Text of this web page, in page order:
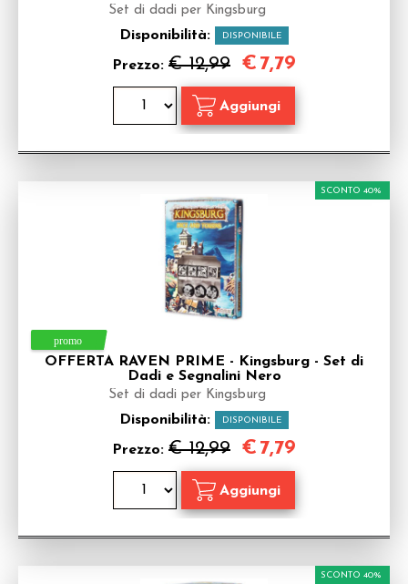
Set di dadi per Kingsburg
Disponibilità: DISPONIBILE
Prezzo: € 12,99 € 7,79
OFFERTA RAVEN PRIME - Kingsburg - Set di
Dadi e Segnalini Nero
Set di dadi per Kingsburg
Disponibilità: DISPONIBILE
Prezzo: € 12,99
SCONTO 40%
€ 7,79
SCONTO 40%